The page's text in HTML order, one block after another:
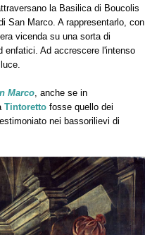
la Basilica di Boucolis
San Marco. A rappresentarlo, con
vicenda su una sorta di
enfatici. Ad accrescere l'intenso
Marco, anche se in
Tintoretto fosse quello dei
nei bassorilievi di